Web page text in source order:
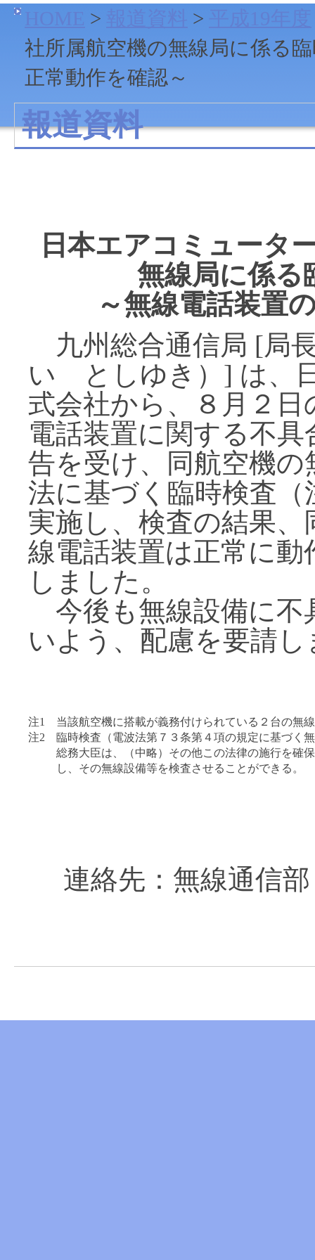
> >
社所属航空機の無線局に係る
正常動作を確認～
報道資料
日本エアコミュータ
無線局に係る
～無線電話装置
九州総合通信局 [
い としゆき）] は、
式会社から、８月２
電話装置に関する不
告を受け、同航空機
法に基づく臨時検査
実施し、検査の結果
線電話装置は正常に
しました。
今後も無線設備に不
いよう、配慮を要請
注1 当該航空機に搭載が義務付けられている２台の無
注2
臨時検査（電波法第７３条第４項の規定に基づく
総務大臣は、（中略）その他この法律の施行を確
し、その無線設備等を検査させることができる。
連絡先：無線通信